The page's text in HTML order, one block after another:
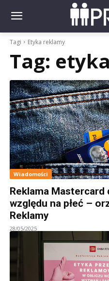
Tagi Etyka reklamy
Tag:
Wiadomości
Reklama Mastercard
względu na płeć –
Reklamy
28/05/2025